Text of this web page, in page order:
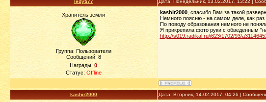
ledyti77 Дата: Понедельник, 13.02.2017, 13:22 |
Хранитель земли
Группа: Пользователи
Сообщений: 8
Награды: 0
Статус: Offline
kashir2000, спасибо Вам за такой
Немного поясню - на самом деле, как раз
По поводу образования немного не
Я прикрепила фото руки с обведенным
http://s019.radikal.ru/i623/1702/93/
kashir2000 Дата: Вторник, 14.02.2017, 04:26 |